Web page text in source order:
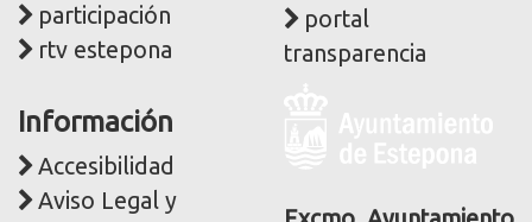
participación
rtv estepona
portal
transparencia
Información
Accesibilidad
Aviso Legal y